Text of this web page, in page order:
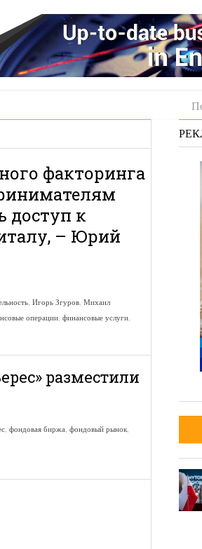
факторинга
доступ к
– Юрий
, Игорь Згуров, Михаил
операции, финансовые услуги,
разместили
, фондовая биржа, фондовый рынок,